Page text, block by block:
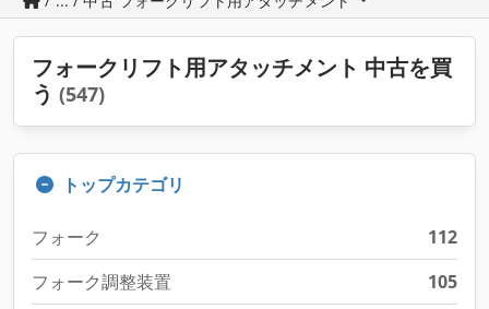
フォークリフト用アタッチメント 中古を買
う (547)
トップカテゴリ
フォーク
112
フォーク調整装置
105